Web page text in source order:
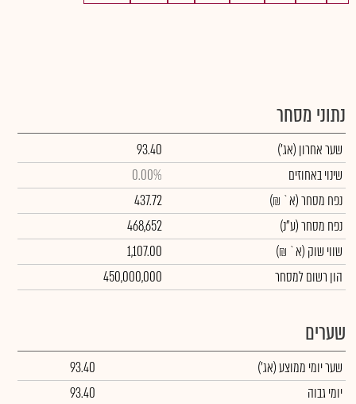
נתוני מסחר
שער אחרון (אג')
93.40
שינוי באחוזים
0.00%
נפח מסחר(א` ₪)
437.72
נפח מסחר(ע"נ)
468,652
שווי שוק (א` ₪)
1,107.00
הון רשום למסחר
450,000,000
שערים
שער יומי ממוצע(אג')
93.40
יומי גבוה
93.40